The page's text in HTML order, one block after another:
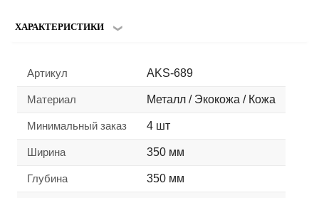
ХАРАКТЕРИСТИКИ
Артикул AKS-689
Материал Металл / Экокожа / Кожа
Минимальный заказ 4 шт
Ширина 350 мм
Глубина 350 мм